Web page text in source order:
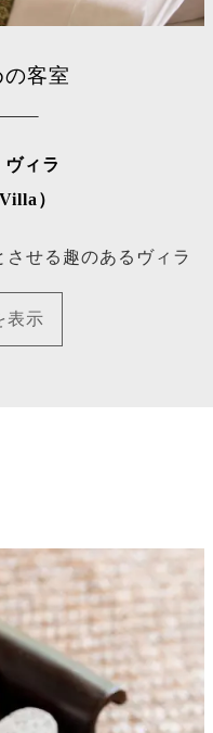
客室
ィラ
）
せる趣のあるヴィラ
表示